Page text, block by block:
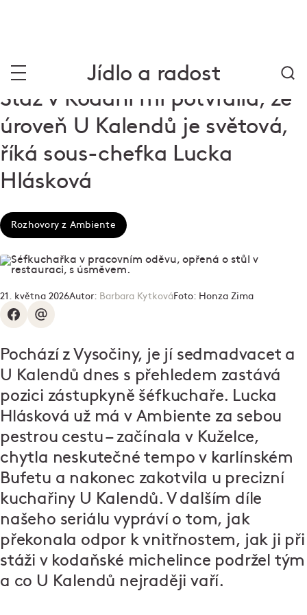
Jídlo a radost
Stáž v Kodani mi potvrdila, že
úroveň U Kalendů je světová,
říká sous-chefka Lucka
Hlásková
Rozhovory z Ambiente
21. května 2026Autor: Barbara KytkováFoto: Honza Zima
Pochází z Vysočiny, je jí sedmadvacet a
U Kalendů dnes s přehledem zastává
pozici zástupkyně šéfkuchaře. Lucka
Hlásková už má v Ambiente za sebou
pestrou cestu – začínala v Kuželce,
chytla neskutečné tempo v karlínském
Bufetu a nakonec zakotvila u precizní
kuchařiny U Kalendů. V dalším díle
našeho seriálu vypráví o tom, jak
překonala odpor k vnitřnostem, jak ji při
stáži v kodaňské michelince podržel tým
a co U Kalendů nejraději vaří.